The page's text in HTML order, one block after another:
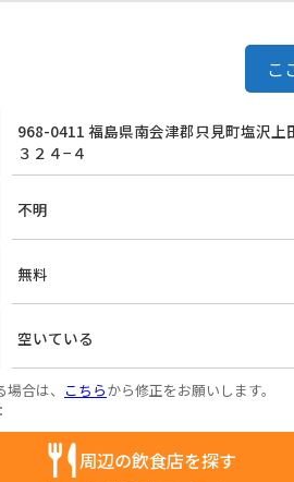
こ
968-0411 福島県南会津郡只見町塩沢上
３２４−４
不明
無料
空いている
合は、 こちらから修正をお願いします。
周辺の飲食店を探す